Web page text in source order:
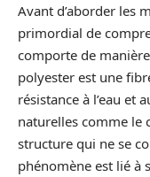
Avant d’aborder les
primordial de
comporte de
polyester est une
résistance à l’eau et
naturelles comme le
structure qui ne se
phénomène est lié à